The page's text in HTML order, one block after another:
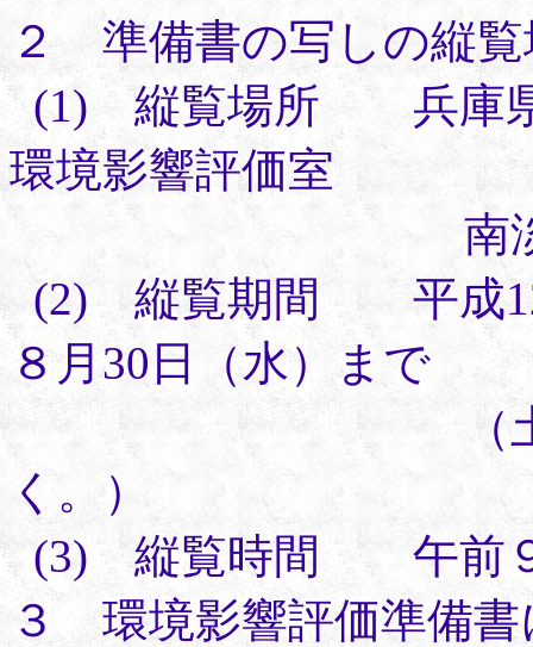
２ 準備書の写しの縦覧
(1) 縦覧場所 兵庫県
環境影響評価室
南淡町住
(2) 縦覧期間 平成12
８月30日（水）まで
（土曜日、日
く。）
(3) 縦覧時間 午前９
３ 環境影響評価準備書